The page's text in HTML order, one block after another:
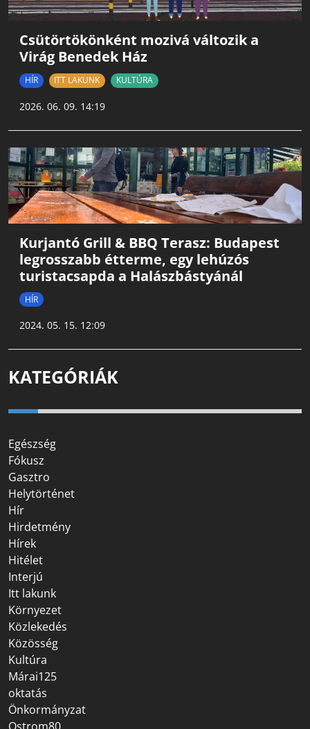
Csütörtökönként mozivá változik a
Virág Benedek Ház
HÍR ITT LAKUNK KULTÚRA
2026. 06. 09. 14:19
Kurjantó Grill & BBQ Terasz: Budapest
legrosszabb étterme, egy lehúzós
turistacsapda a Halászbástyánál
HÍR
2024. 05. 15. 12:09
KATEGÓRIÁK
Egészség
Fókusz
Gasztro
Helytörténet
Hír
Hirdetmény
Hírek
Hitélet
Interjú
Itt lakunk
Környezet
Közlekedés
Közösség
Kultúra
Márai125
oktatás
Önkormányzat